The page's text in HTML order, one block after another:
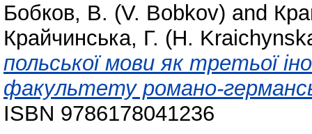
Бобков, В. (V. Bobkov) and
Крайчинська, Г. (H.
польської мови як третьої
факультету романо-
ISBN 9786178041236